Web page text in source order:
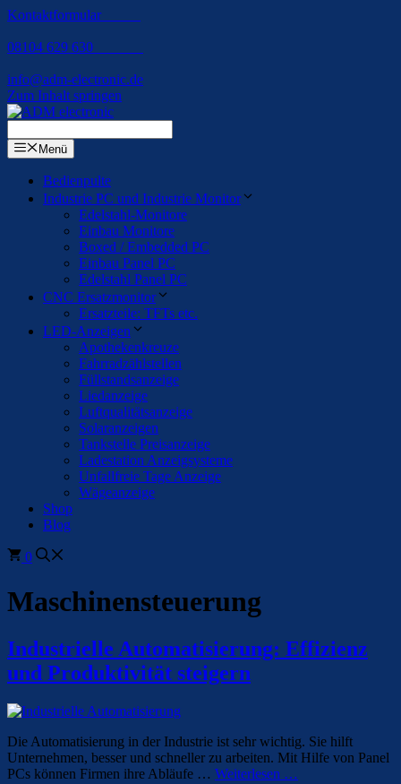
Kontaktformular
08104 629 630
info@adm-electronic.de
Zum Inhalt springen
Menü
Bedienpulte
Industrie PC und Industrie Monitor
Edelstahl-Monitore
Einbau Monitore
Boxed / Embedded PC
Einbau Panel PC
Edelstahl Panel PC
CNC Ersatzmonitor
Ersatzteile: TFTs etc.
LED-Anzeigen
Apothekenkreuze
Fahrradzählstellen
Füllstandsanzeige
Liedanzeige
Luftqualitätsanzeige
Solaranzeigen
Tankstelle Preisanzeige
Ladestation Anzeigsysteme
Unfallfreie Tage Anzeige
Wägeanzeige
Shop
Blog
0
Maschinensteuerung
Industrielle Automatisierung: Effizienz
und Produktivität steigern
Die Automatisierung in der Industrie ist sehr wichtig. Sie hilft
Unternehmen, besser und schneller zu arbeiten. Mit Hilfe von Panel
PCs können Firmen ihre Abläufe … Weiterlesen …